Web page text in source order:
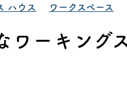
ハウス ワークスペース
ワーキング